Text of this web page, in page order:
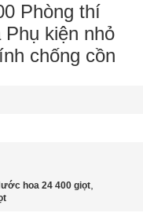
Phòng thí
kiện nhỏ
chống cồn
hoa 24 400 giọt,